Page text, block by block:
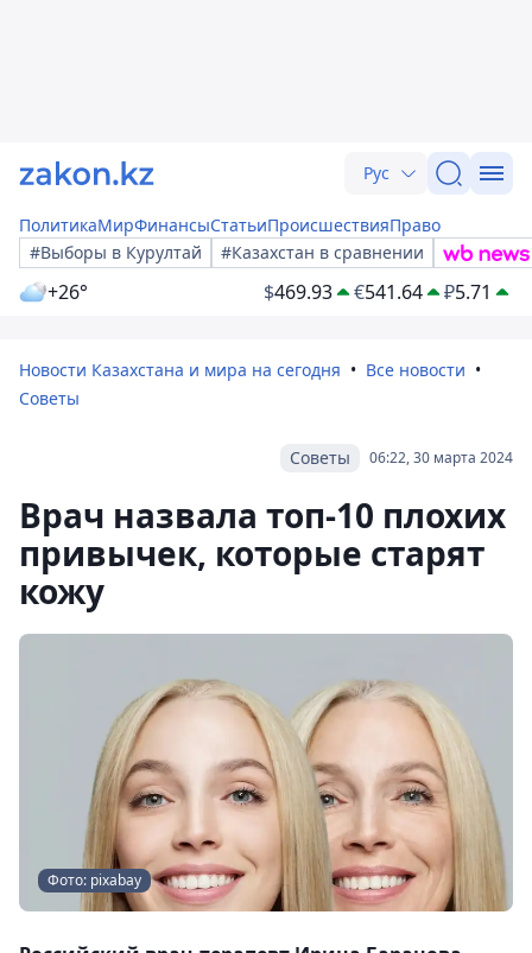
Рус
ПолитикаМирФинансыСтатьиПроисшествияПраво
#Выборы в Курултай
#Казахстан в сравнении
+26° $469.93 €541.64 ₽5.71
Новости Казахстана и мира на сегодня
Все новости
Советы
06:22, 30 марта 2024
Советы
Врач назвала топ-10 плохих
привычек, которые старят
кожу
Фото: pixabay